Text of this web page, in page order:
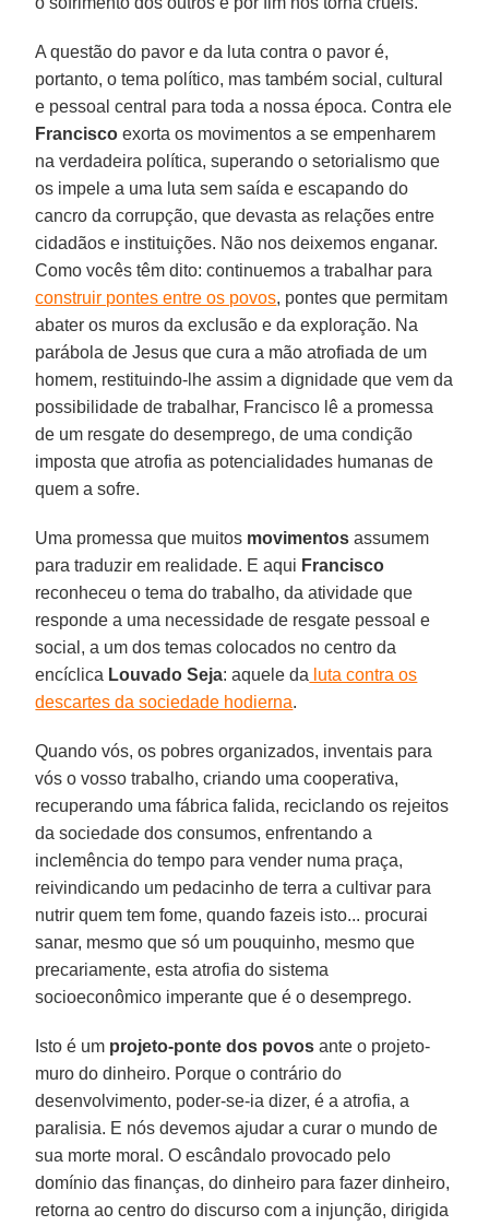
A questão do pavor e da luta contra o pavor é,
portanto, o tema político, mas também social, cultural
e pessoal central para toda a nossa época. Contra ele
Francisco exorta os movimentos a se empenharem
na verdadeira política, superando o setorialismo que
os impele a uma luta sem saída e escapando do
cancro da corrupção, que devasta as relações entre
cidadãos e instituições. Não nos deixemos enganar.
Como vocês têm dito: continuemos a trabalhar para
construir pontes entre os povos, pontes que permitam
abater os muros da exclusão e da exploração. Na
parábola de Jesus que cura a mão atrofiada de um
homem, restituindo-lhe assim a dignidade que vem da
possibilidade de trabalhar, Francisco lê a promessa
de um resgate do desemprego, de uma condição
imposta que atrofia as potencialidades humanas de
quem a sofre.
Uma promessa que muitos movimentos assumem
para traduzir em realidade. E aqui Francisco
reconheceu o tema do trabalho, da atividade que
responde a uma necessidade de resgate pessoal e
social, a um dos temas colocados no centro da
encíclica Louvado Seja: aquele da luta contra os
descartes da sociedade hodierna.
Quando vós, os pobres organizados, inventais para
vós o vosso trabalho, criando uma cooperativa,
recuperando uma fábrica falida, reciclando os rejeitos
da sociedade dos consumos, enfrentando a
inclemência do tempo para vender numa praça,
reivindicando um pedacinho de terra a cultivar para
nutrir quem tem fome, quando fazeis isto... procurai
sanar, mesmo que só um pouquinho, mesmo que
precariamente, esta atrofia do sistema
socioeconômico imperante que é o desemprego.
Isto é um projeto-ponte dos povos ante o projeto-
muro do dinheiro. Porque o contrário do
desenvolvimento, poder-se-ia dizer, é a atrofia, a
paralisia. E nós devemos ajudar a curar o mundo de
sua morte moral. O escândalo provocado pelo
domínio das finanças, do dinheiro para fazer dinheiro,
retorna ao centro do discurso com a injunção, dirigida